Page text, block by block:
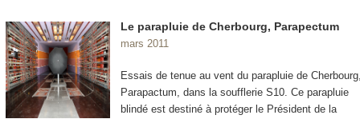
Le parapluie de Cherbourg, Parapectum
mars 2011
Essais de tenue au vent du parapluie de
Parapactum, dans la soufflerie S10. Ce parapluie
blindé est destiné à protéger le Président de la